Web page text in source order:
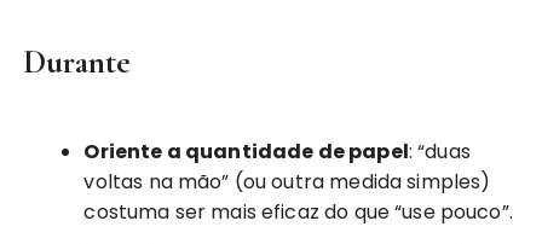
Durante
Oriente a quantidade de papel: “duas
voltas na mão” (ou outra medida simples)
costuma ser mais eficaz do que “use pouco”.